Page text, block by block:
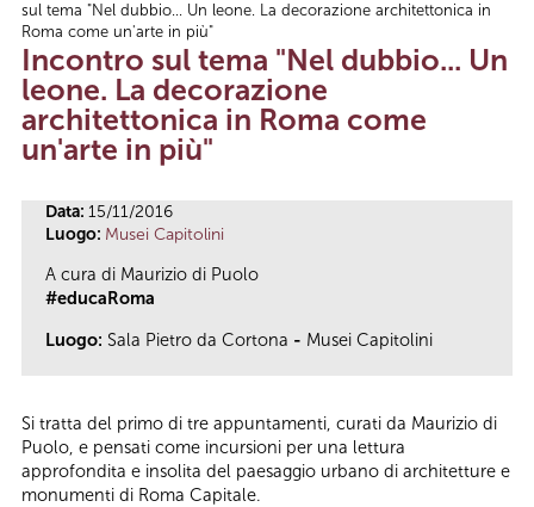
Tu sei qui
sul tema "Nel dubbio... Un leone. La decorazione architettonica in
Roma come un'arte in più"
Incontro sul tema "Nel dubbio... Un
leone. La decorazione
architettonica in Roma come
un'arte in più"
Data: 15/11/2016
Luogo: Musei Capitolini
A cura di Maurizio di Puolo
#educaRoma
Luogo: Sala Pietro da Cortona - Musei Capitolini
Si tratta del primo di tre appuntamenti, curati da Maurizio di
Puolo, e pensati come incursioni per una lettura
approfondita e insolita del paesaggio urbano di architetture e
monumenti di Roma Capitale.